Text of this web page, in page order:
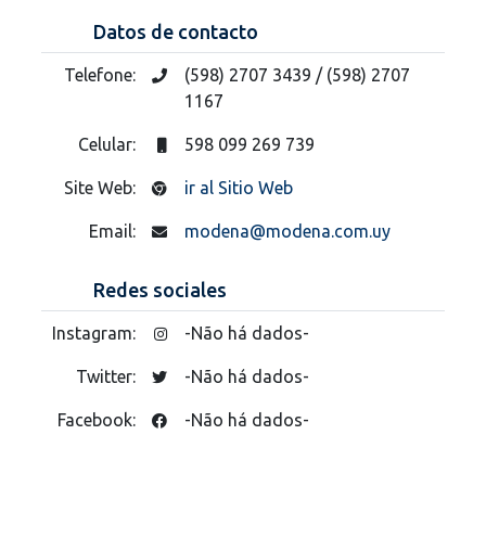
Datos de contacto
Telefone:
(598) 2707 3439 / (598) 2707
1167
Celular: 598 099 269 739
Site Web: ir al Sitio Web
Email: modena@modena.com.uy
Redes sociales
Instagram: -Não há dados-
Twitter: -Não há dados-
Facebook: -Não há dados-